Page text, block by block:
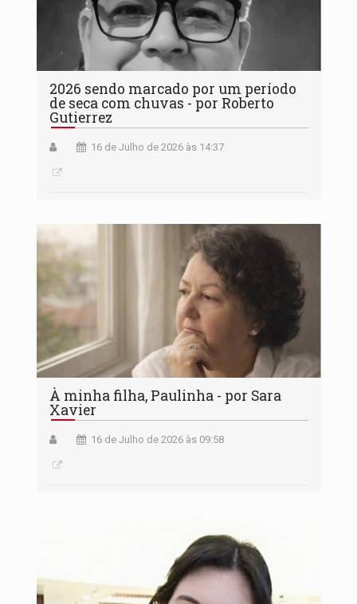
2026 sendo marcado por um período
de seca com chuvas - por Roberto
Gutierrez
16 de Julho de 2026 às 14:37
À minha filha, Paulinha - por Sara
Xavier
16 de Julho de 2026 às 09:58